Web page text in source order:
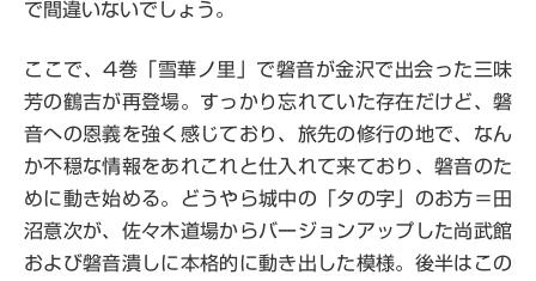
で間違いないでしょう。
ここで、4巻「雪華ノ里」で磐音が金沢で出会った三味
芳の鶴吉が再登場。すっかり忘れていた存在だけど、磐
音への恩義を強く感じており、旅先の修行の地で、なん
か不穏な情報をあれこれと仕入れて来ており、磐音のた
めに動き始める。どうやら城中の「タの字」のお方＝田
沼意次が、佐々木道場からバージョンアップした尚武館
および磐音潰しに本格的に動き出した模様。後半はこの